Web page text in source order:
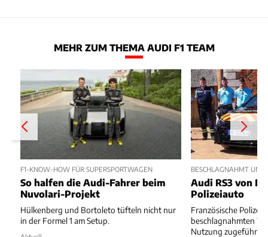
MEHR ZUM THEMA AUDI F1 TEAM
F1-KNOW-HOW FÜR SUPERSPORTWAGEN
So halfen die Audi-Fahrer beim
Nuvolari-Projekt
Hülkenberg und Bortoleto tüfteln nicht nur
in der Formel 1 am Setup.
BESCHLAGNAHMT UND
Audi RS3 von
Polizeiauto
Französische Polizei
beschlagnahmten
Nutzung zugeführt.